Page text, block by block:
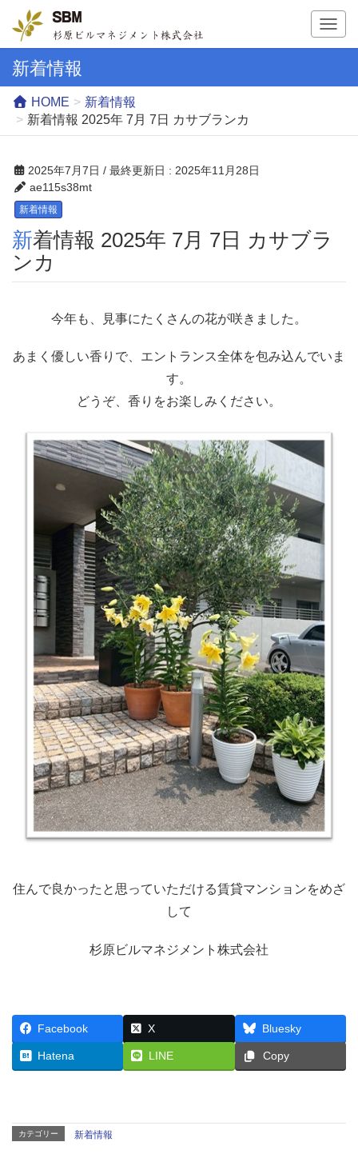
T
t
新着情報
HOME
新着情報
新着情報 2025年 7月 7日 カサブランカ
2025年7月7日 / 最終更新日 : 2025年11月28日
ae115s38mt
新着情報
新着情報 2025年 7月 7日 カサブラ
ンカ
今年も、見事にたくさんの花が咲きました。
あまく優しい香りで、エントランス全体を包み込んでいま
す。
どうぞ、香りをお楽しみください。
住んで良かったと思っていただける賃貸マンションをめざ
して
杉原ビルマネジメント株式会社
Facebook X Bluesky
Hatena LINE Copy
カテゴリー 新着情報